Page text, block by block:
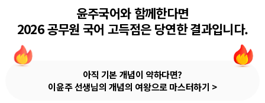
윤주국어와 함께한다면
2026 공무원 국어 고득점은 당연한 결과입니다.
아직 기본 개념이 약하다면?
이윤주 선생님의 개념의 여왕으로 마스터하기 >